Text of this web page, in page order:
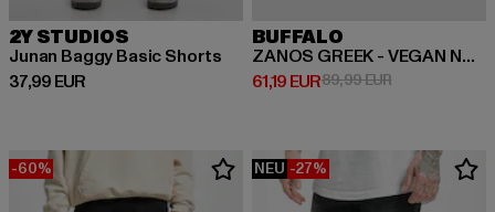
2Y STUDIOS
Junan Baggy Basic Shorts
37,99 EUR
Derzeitiger Preis: 37,99 EUR
BUFFALO
ZANOS GREEK - VEGAN NAPPA
61,19 EUR
Derzeitiger Preis: 61,19 EUR
89,99 EURAktionspreis:
-60% NEU -27%